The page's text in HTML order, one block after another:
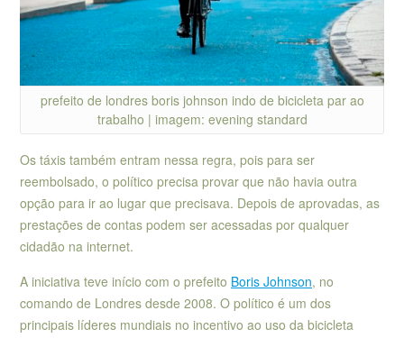
prefeito de londres boris johnson indo de bicicleta par ao
trabalho | imagem: evening standard
Os táxis também entram nessa regra, pois para ser
reembolsado, o político precisa provar que não havia outra
opção para ir ao lugar que precisava. Depois de aprovadas, as
prestações de contas podem ser acessadas por qualquer
cidadão na internet.
A iniciativa teve início com o prefeito Boris Johnson, no
comando de Londres desde 2008. O político é um dos
principais líderes mundiais no incentivo ao uso da bicicleta